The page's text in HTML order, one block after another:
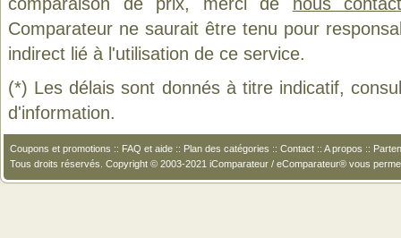
Comparateur ne saurait être tenu pour
indirect lié à l'utilisation de ce service.
(*) Les délais sont donnés à titre indicatif,
d'information.
Coupons et promotions :: FAQ et aide :: Plan des catégories :: Contact :: A propos ::
Tous droits réservés. Copyright © 2003-2021 iComparateur / eComparateur® vous